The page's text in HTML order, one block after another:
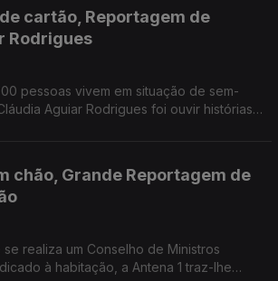
cartão, Reportagem de
Rodrigues
pessoas vivem em situação de sem-
Aguiar Rodrigues foi ouvir histórias
chão, Grande Reportagem de
se realiza um Conselho de Ministros
à habitação, a Antena 1 traz-lhe